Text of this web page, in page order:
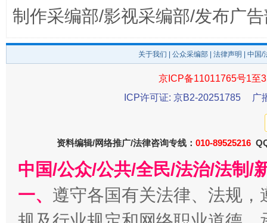
制作采编部/影视采编部/发布广
关于我们 公众采编部 法律声明 | 中国
京ICP备11011765号1至
ICP许可证: 京B2-20251785
广
资料编辑/网络推广/法律咨询专线： 010-89525216
中国/公众/公共/全民/法治/法制/
一、 遵守各国有关法律、法规